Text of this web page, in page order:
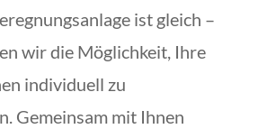
ist gleich –
wir die Möglichkeit, Ihre
individuell zu
Gemeinsam mit Ihnen